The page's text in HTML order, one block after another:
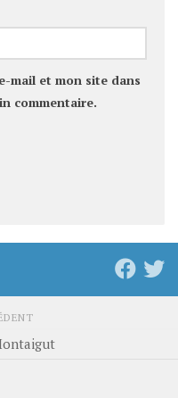
mail et mon site dans
commentaire.